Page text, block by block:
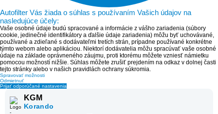
Autofilter Vás žiada o súhlas s používaním Vašich údajov na
nasledujúce účely:
Vaše osobné údaje budú spracované a informácie z vášho zariadenia (súbory
cookie, jedinečné identifikátory a ďalšie údaje zariadenia) môžu byť uchovávané,
používané a zdieľané s dodávateľmi tretích strán, prípadne používané konkrétne
týmto webom alebo aplikáciou. Niektorí dodávatelia môžu spracúvať vaše osobné
údaje na základe oprávneného záujmu, proti ktorému môžete vzniesť námietku
pomocou možností nižšie. Súhlas môžete zrušiť prejdením na odkaz v dolnej časti
tejto stránky alebo v našich pravidlách ochrany súkromia.
Spravovať možnosti
Odmietnuť
Prijať odporúčané nastavenia
KGM
Korando